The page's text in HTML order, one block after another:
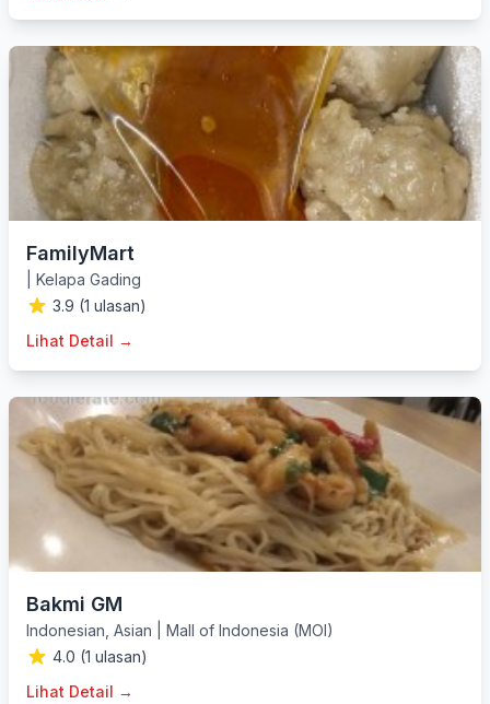
FamilyMart
Kelapa Gading
3.9 (1 ulasan)
Lihat Detail →
Bakmi GM
Indonesian Asian
Mall of Indonesia (MOI)
4.0 (1 ulasan)
Lihat Detail →